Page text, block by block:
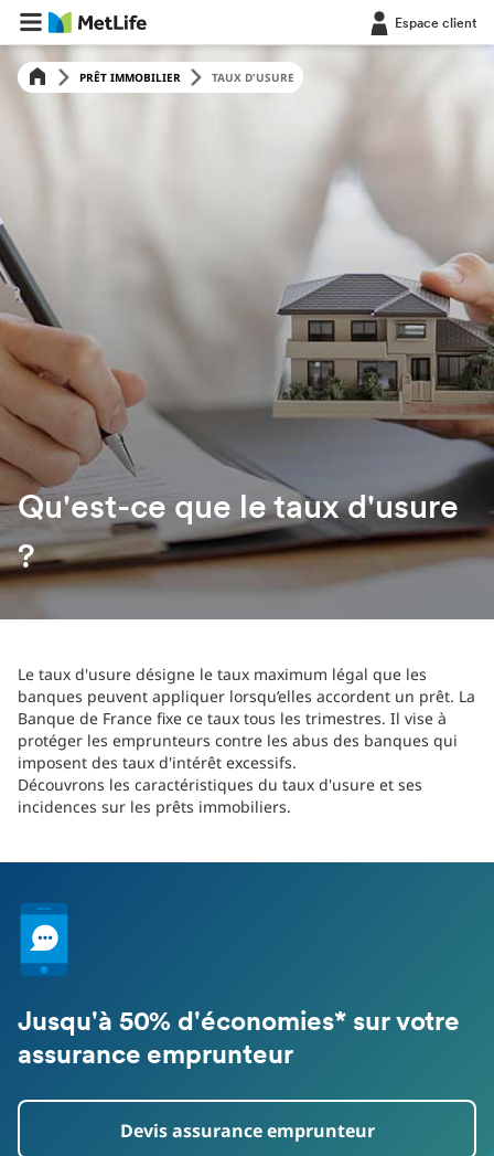
Espace client
PRÊT IMMOBILIER TAUX D'USURE
Qu'est-ce que le taux d'usure
?
Le taux d'usure désigne le taux maximum légal que les
banques peuvent appliquer lorsqu’elles accordent un prêt. La
Banque de France fixe ce taux tous les trimestres. Il vise à
protéger les emprunteurs contre les abus des banques qui
imposent des taux d'intérêt excessifs.
Découvrons les caractéristiques du taux d'usure et ses
incidences sur les prêts immobiliers.
Jusqu'à 50% d'économies* sur votre
assurance emprunteur
Devis assurance emprunteur